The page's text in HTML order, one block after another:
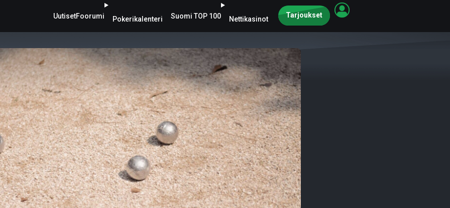
UutisetFoorumi Pokerikalenteri Suomi TOP 100 Nettikasinot Tarjoukset